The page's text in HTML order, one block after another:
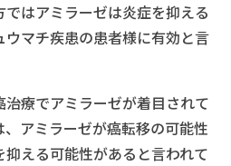
はアミラーゼは炎症を抑える
マチ疾患の患者様に有効と言
療でアミラーゼが着目されて
アミラーゼが癌転移の可能性
える可能性があると言われて